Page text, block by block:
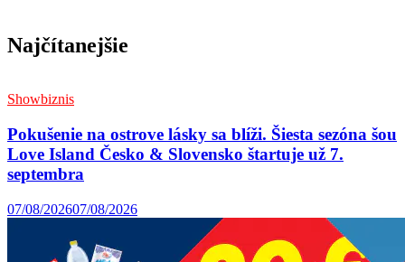
Najčítanejšie
Showbiznis
Pokušenie na ostrove lásky sa blíži. Šiesta sezóna šou
Love Island Česko & Slovensko štartuje už 7.
septembra
07/08/202607/08/2026